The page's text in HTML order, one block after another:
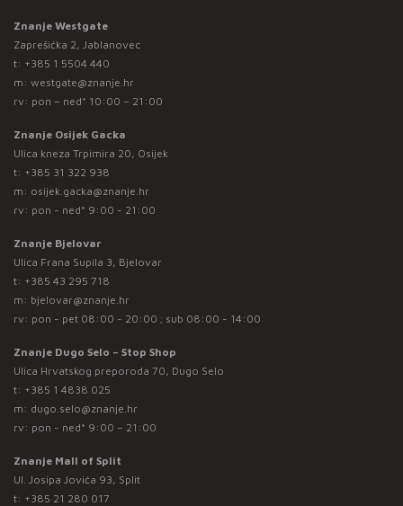
Znanje Westgate
Zaprešićka 2, Jablanovec
t: +385 1 5504 440
m: westgate@znanje.hr
rv: pon – ned* 10:00 – 21:00
Znanje Osijek Gacka
Ulica kneza Trpimira 20, Osijek
t: +385 31 322 938
m: osijek.gacka@znanje.hr
rv: pon - ned* 9:00 - 21:00
Znanje Bjelovar
Ulica Frana Supila 3, Bjelovar
t: +385 43 295 718
m: bjelovar@znanje.hr
rv: pon - pet 08:00 - 20:00 ; sub 08:00 - 14:00
Znanje Dugo Selo – Stop Shop
Ulica Hrvatskog preporoda 70, Dugo Selo
t: +385 1 4838 025
m: dugo.selo@znanje.hr
rv: pon - ned* 9:00 – 21:00
Znanje Mall of Split
Ul. Josipa Jovića 93, Split
t: +385 21 280 017